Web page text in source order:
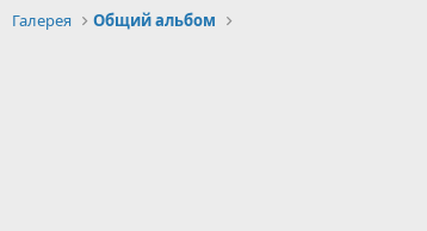
Галерея Общий альбом